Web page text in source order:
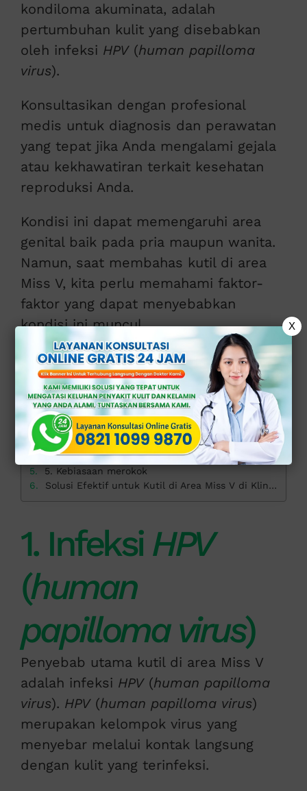
kondiloma akuminata, adalah
pertumbuhan kulit yang disebabkan
oleh infeksi HPV(human papilloma
virus).
Konsultasikan dengan profesional
medis untuk diagnosis dan perawatan
yang tepat jika Anda mengalami gejala
atau kekhawatiran terkait kesehatan
reproduksi Anda.
Kondisi ini dapat memengaruhi area
genital baik pada pria maupun wanita.
Namun, saat membahas kutil di area
Miss V, kita perlu memahami faktor-
faktor yang dapat menyebabkan
kondisi ini muncul.
>>KONSULTASI ONLINE GRATIS DI SINI<<
Daftar isi
1. Infeksi HPV (human papilloma virus)
2. Kontak seksual
3. Sistem kekebalan tubuh yang lemah
4. Penggunaan produk kecantikan yang terkontaminasi
5. Kebiasaan merokok
Solusi Efektif untuk Kutil di Area Miss V di Klinik Apollo
1. Infeksi HPV
(human
papilloma virus)
Penyebab utama kutil di area Miss V
adalah infeksi HPV(human papilloma
virus). HPV(human papilloma virus)
merupakan kelompok virus yang
menyebar melalui kontak langsung
dengan kulit yang terinfeksi.
X